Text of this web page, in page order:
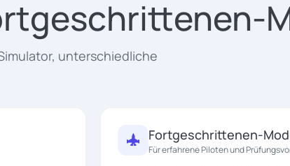
unterschiedliche
Fortgeschrittenen-
Für erfahrene Piloten und